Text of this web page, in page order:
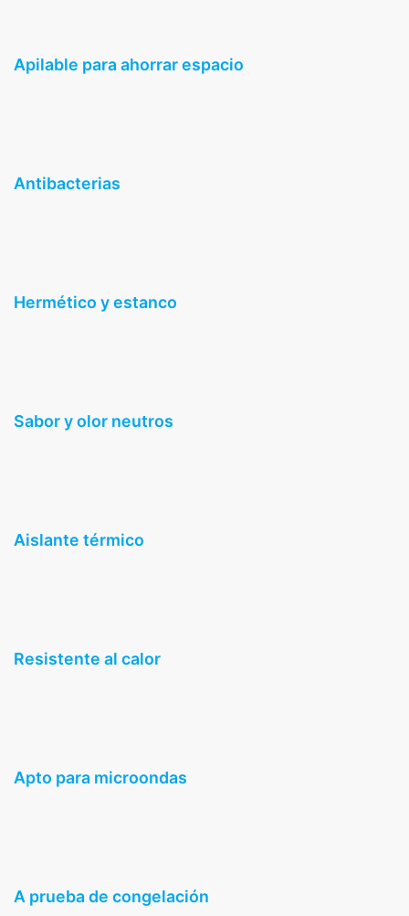
Apilable para ahorrar espacio
Antibacterias
Hermético y estanco
Sabor y olor neutros
Aislante térmico
Resistente al calor
Apto para microondas
A prueba de congelación